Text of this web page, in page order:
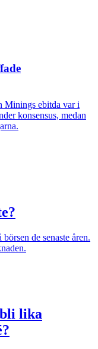
Minings ebitda var i
konsensus, medan
de senaste åren.
lika